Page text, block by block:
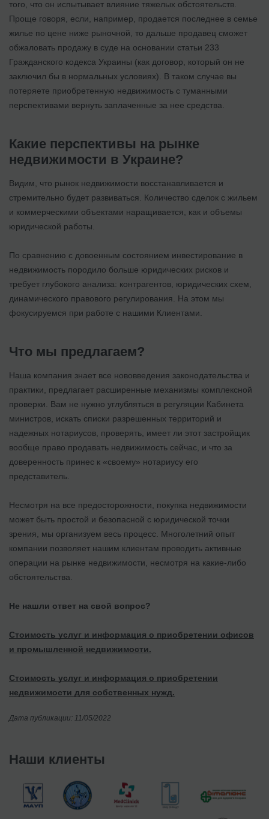
того, что он испытывает влияние тяжелых обстоятельств.
Проще говоря, если, например, продается последнее в семье
жилье по цене ниже рыночной, то дальше продавец сможет
обжаловать продажу в суде на основании статьи 233
Гражданского кодекса Украины (как договор, который он не
заключил бы в нормальных условиях). В таком случае вы
потеряете приобретенную недвижимость с туманными
перспективами вернуть заплаченные за нее средства.
Какие перспективы на рынке
недвижимости в Украине?
Видим, что рынок недвижимости восстанавливается и
стремительно будет развиваться. Количество сделок с жильем
и коммерческими объектами наращивается, как и объемы
юридической работы.
По сравнению с довоенным состоянием инвестирование в
недвижимость породило больше юридических рисков и
требует глубокого анализа: контрагентов, юридических схем,
динамического правового регулирования. На этом мы
фокусируемся при работе с нашими Клиентами.
Что мы предлагаем?
Наша компания знает все нововведения законодательства и
практики, предлагает расширенные механизмы комплексной
проверки. Вам не нужно углубляться в регуляции Кабинета
министров, искать списки разрешенных территорий и
надежных нотариусов, проверять, имеет ли этот застройщик
вообще право продавать недвижимость сейчас, и что за
доверенность принес к «своему» нотариусу его
представитель.
Несмотря на все предосторожности, покупка недвижимости
может быть простой и безопасной с юридической точки
зрения, мы организуем весь процесс. Многолетний опыт
компании позволяет нашим клиентам проводить активные
операции на рынке недвижимости, несмотря на какие-либо
обстоятельства.
Не нашли ответ на свой вопрос?
Стоимость услуг и информация о приобретении офисов
и промышленной недвижимости.
Стоимость услуг и информация о приобретении
недвижимости для собственных нужд.
Дата публикации: 11/05/2022
Наши клиенты